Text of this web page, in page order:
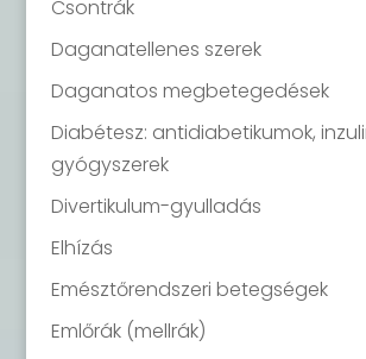
Csontrák
Daganatellenes szerek
Daganatos megbetegedések
Diabétesz: antidiabetikumok,
gyógyszerek
Divertikulum-gyulladás
Elhízás
Emésztőrendszeri betegségek
Emlőrák (mellrák)